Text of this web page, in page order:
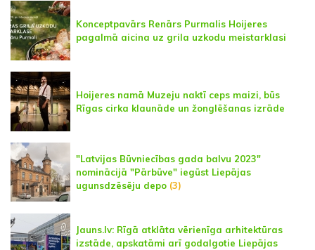
Konceptpavārs Renārs Purmalis Hoijeres
pagalmā aicina uz grila uzkodu meistarklasi
Hoijeres namā Muzeju naktī ceps maizi, būs
Rīgas cirka klaunāde un žonglēšanas izrāde
"Latvijas Būvniecības gada balvu 2023"
nominācijā "Pārbūve" iegūst Liepājas
ugunsdzēsēju depo (3)
Jauns.lv: Rīgā atklāta vērienīga arhitektūras
izstāde, apskatāmi arī godalgotie Liepājas